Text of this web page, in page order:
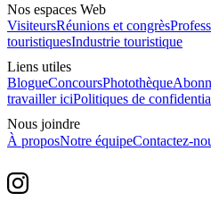
Nos espaces Web
VisiteursRéunions et congrès
touristiquesIndustrie touristique
Liens utiles
BlogueConcoursPhotothèque
travailler iciPolitiques de
Nous joindre
À proposNotre équipeContactez-